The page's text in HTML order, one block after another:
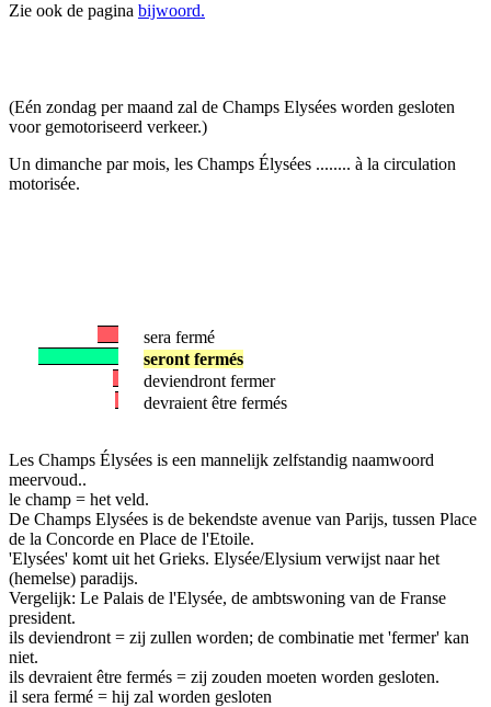
Zie ook de pagina bijwoord.
(Eén zondag per maand zal de Champs Elysées worden gesloten
voor gemotoriseerd verkeer.)
Un dimanche par mois, les Champs Élysées ........ à la circulation
motorisée.
sera fermé
seront fermés
deviendront fermer
devraient être fermés
Les Champs Élysées is een mannelijk zelfstandig naamwoord
meervoud..
le champ = het veld.
De Champs Elysées is de bekendste avenue van Parijs, tussen Place
de la Concorde en Place de l'Etoile.
'Elysées' komt uit het Grieks. Elysée/Elysium verwijst naar het
(hemelse) paradijs.
Vergelijk: Le Palais de l'Elysée, de ambtswoning van de Franse
president.
ils deviendront = zij zullen worden; de combinatie met 'fermer' kan
niet.
ils devraient être fermés = zij zouden moeten worden gesloten.
il sera fermé = hij zal worden gesloten